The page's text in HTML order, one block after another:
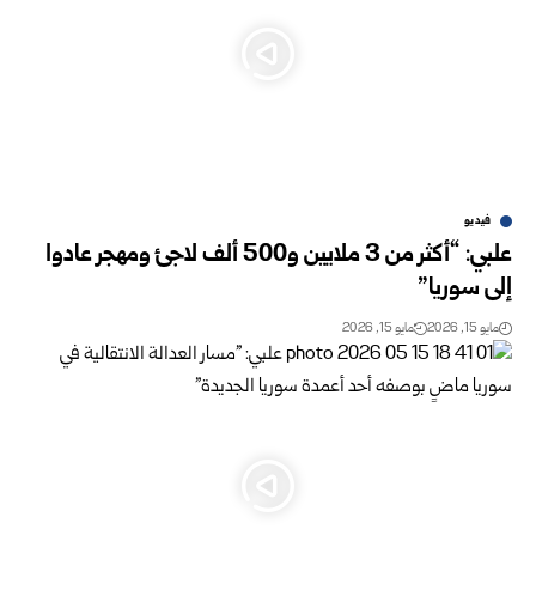
فيديو
علبي: “أكثر من 3 ملايين و500 ألف لاجئ ومهجر عادوا
إلى سوريا”
مايو 15, 2026 مايو 15, 2026